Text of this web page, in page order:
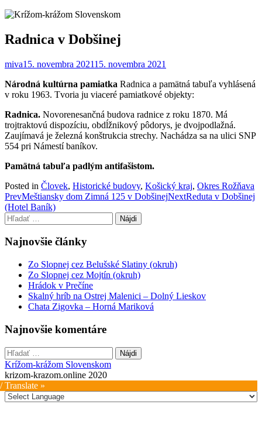
Radnica v Dobšinej
miva15. novembra 202115. novembra 2021
Národná kultúrna pamiatka Radnica a pamätná tabuľa vyhlásená
v roku 1963. Tvoria ju viaceré pamiatkové objekty:
Radnica. Novorenesančná budova radnice z roku 1870. Má
trojtraktovú dispozíciu, obdĺžnikový pôdorys, je dvojpodlažná.
Zaujímavá je železná konštrukcia strechy. Nachádza sa na ulici SNP
554 pri Námestí baníkov.
Pamätná tabuľa padlým antifašistom.
Posted in Človek, Historické budovy, Košický kraj, Okres Rožňava
Post
navigation
PrevMeštiansky dom Zimná 125 v DobšinejNextReduta v Dobšinej
(Hotel Baník)
Hľadať:
Najnovšie články
Zo Slopnej cez Belušské Slatiny (okruh)
Zo Slopnej cez Mojtín (okruh)
Hrádok v Prečíne
Skalný hríb na Ostrej Malenici – Dolný Lieskov
Chata Zigovka – Horná Mariková
Najnovšie komentáre
Hľadať:
Krížom-krážom Slovenskom
krizom-krazom.online 2020
Translate »